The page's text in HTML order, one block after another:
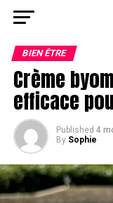
BIEN ÊTRE
Crème
efficace
Published 4
By Sophie